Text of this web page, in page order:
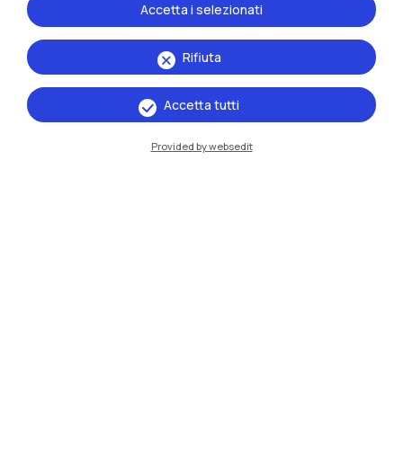
Rifiuta
Accetta i selezionati
Accetta tutti
Provided by websedit